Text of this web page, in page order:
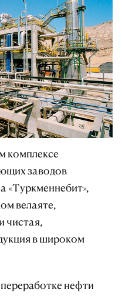
комплексе
заводов
«Туркменнебит»,
велаяте,
чистая,
в широком
нефти